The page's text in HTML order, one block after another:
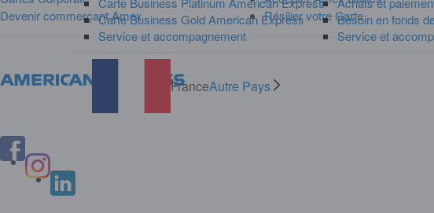
Carte Business Gold American Express
Service et accompagnement
Besoin en fonds
Service et
FranceAutre Pays
Devenir commerçant Amex
Résilier votre Carte